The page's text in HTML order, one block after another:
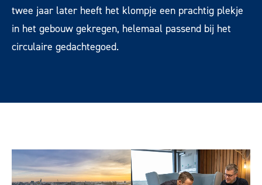
twee jaar later heeft het klompje een prachtig plekje
in het gebouw gekregen, helemaal passend bij het
circulaire gedachtegoed.